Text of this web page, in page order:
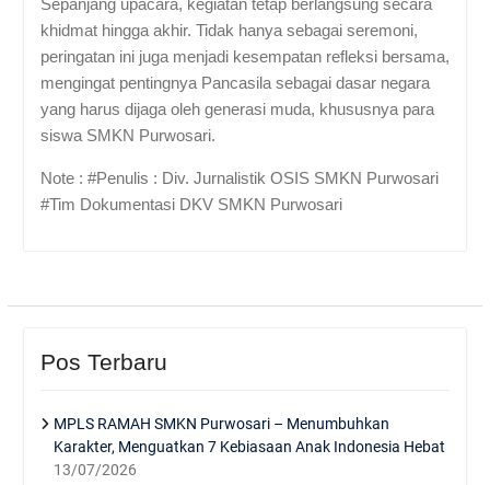
khidmat hingga akhir. Tidak hanya sebagai seremoni,
peringatan ini juga menjadi kesempatan refleksi bersama,
mengingat pentingnya Pancasila sebagai dasar negara
yang harus dijaga oleh generasi muda, khususnya para
siswa SMKN Purwosari.
Note : #Penulis : Div. Jurnalistik OSIS SMKN Purwosari
#Tim Dokumentasi DKV SMKN Purwosari
Pos Terbaru
MPLS RAMAH SMKN Purwosari – Menumbuhkan
Karakter, Menguatkan 7 Kebiasaan Anak Indonesia Hebat
13/07/2026